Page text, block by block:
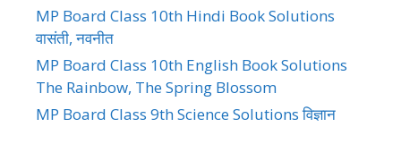
MP Board Class 10th Hindi Book Solutions
वासंती, नवनीत
MP Board Class 10th English Book Solutions
The Rainbow, The Spring Blossom
MP Board Class 9th Science Solutions विज्ञान